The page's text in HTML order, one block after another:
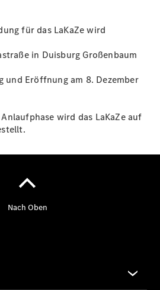
Service
für das LaKaZe wird
in Duisburg Großenbaum
und Eröffnung am 8. Dezember
wird das LaKaZe auf